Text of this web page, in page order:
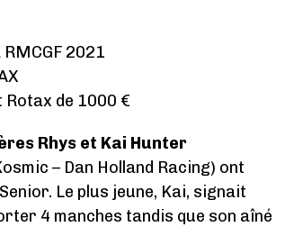
2021
Rotax de 1000 €
Rhys et Kai Hunter
– Dan Holland Racing) ont
Le plus jeune, Kai, signait
4 manches tandis que son aîné